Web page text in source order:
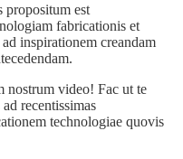
propositum est
fabricationis et
inspirationem creandam
nostrum video! Fac ut te
recentissimas
technologiae quovis